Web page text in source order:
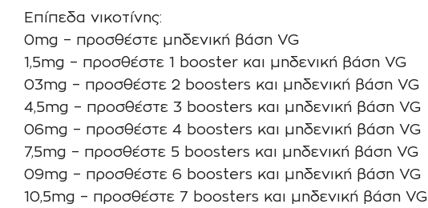
Επίπεδα νικοτίνης:
0mg – προσθέστε μηδενική βάση VG
1,5mg – προσθέστε 1 booster και μηδενική βάση VG
03mg – προσθέστε 2 boosters και μηδενική βάση VG
4,5mg – προσθέστε 3 boosters και μηδενική βάση VG
06mg – προσθέστε 4 boosters και μηδενική βάση VG
7,5mg – προσθέστε 5 boosters και μηδενική βάση VG
09mg – προσθέστε 6 boosters και μηδενική βάση VG
10,5mg – προσθέστε 7 boosters και μηδενική βάση VG